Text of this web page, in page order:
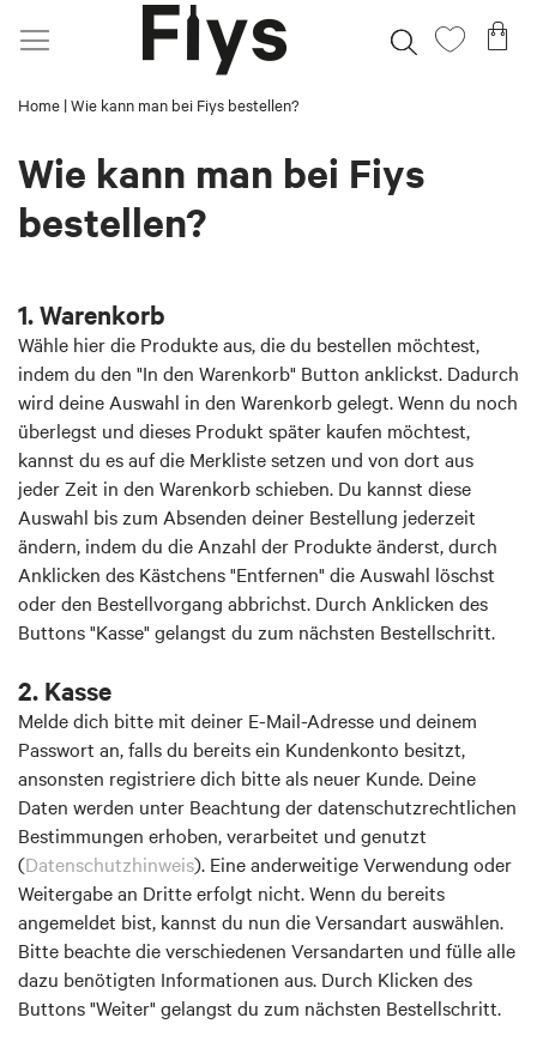
zum
Mein
Suche
Home Wie kann man bei Fiys bestellen?
Wie kann man bei Fiys
bestellen?
1. Warenkorb
Wähle hier die Produkte aus, die du bestellen möchtest,
indem du den "In den Warenkorb" Button anklickst. Dadurch
wird deine Auswahl in den Warenkorb gelegt. Wenn du noch
überlegst und dieses Produkt später kaufen möchtest,
kannst du es auf die Merkliste setzen und von dort aus
jeder Zeit in den Warenkorb schieben. Du kannst diese
Auswahl bis zum Absenden deiner Bestellung jederzeit
ändern, indem du die Anzahl der Produkte änderst, durch
Anklicken des Kästchens "Entfernen" die Auswahl löschst
oder den Bestellvorgang abbrichst. Durch Anklicken des
Buttons "Kasse" gelangst du zum nächsten Bestellschritt.
2. Kasse
Melde dich bitte mit deiner E-Mail-Adresse und deinem
Passwort an, falls du bereits ein Kundenkonto besitzt,
ansonsten registriere dich bitte als neuer Kunde. Deine
Daten werden unter Beachtung der datenschutzrechtlichen
Bestimmungen erhoben, verarbeitet und genutzt
(Datenschutzhinweis). Eine anderweitige Verwendung oder
Weitergabe an Dritte erfolgt nicht. Wenn du bereits
angemeldet bist, kannst du nun die Versandart auswählen.
Bitte beachte die verschiedenen Versandarten und fülle alle
dazu benötigten Informationen aus. Durch Klicken des
Buttons "Weiter" gelangst du zum nächsten Bestellschritt.